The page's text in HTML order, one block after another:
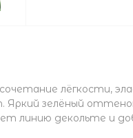
лёгкости,
Яркий зелёный
линию декольте и